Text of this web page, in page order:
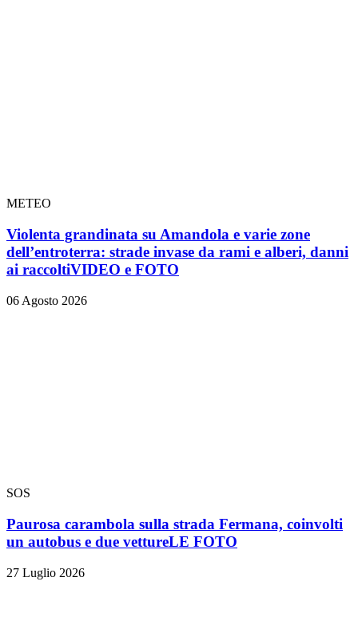
METEO
Violenta grandinata su Amandola e varie zone
dell’entroterra: strade invase da rami e alberi, danni
ai raccoltiVIDEO e FOTO
06 Agosto 2026
SOS
Paurosa carambola sulla strada Fermana, coinvolti
un autobus e due vettureLE FOTO
27 Luglio 2026